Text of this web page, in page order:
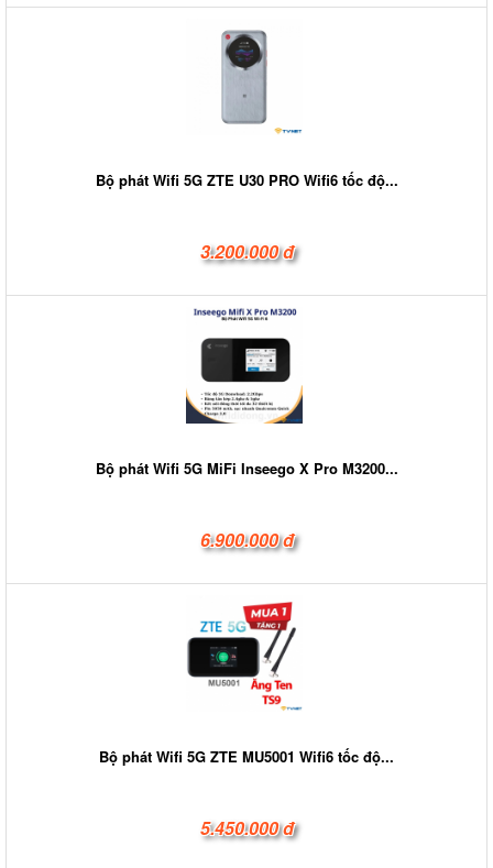
Bộ phát Wifi 5G ZTE U30 PRO Wifi6 tốc độ...
3.200.000 đ
Bộ phát Wifi 5G MiFi Inseego X Pro M3200...
6.900.000 đ
Bộ phát Wifi 5G ZTE MU5001 Wifi6 tốc độ...
5.450.000 đ